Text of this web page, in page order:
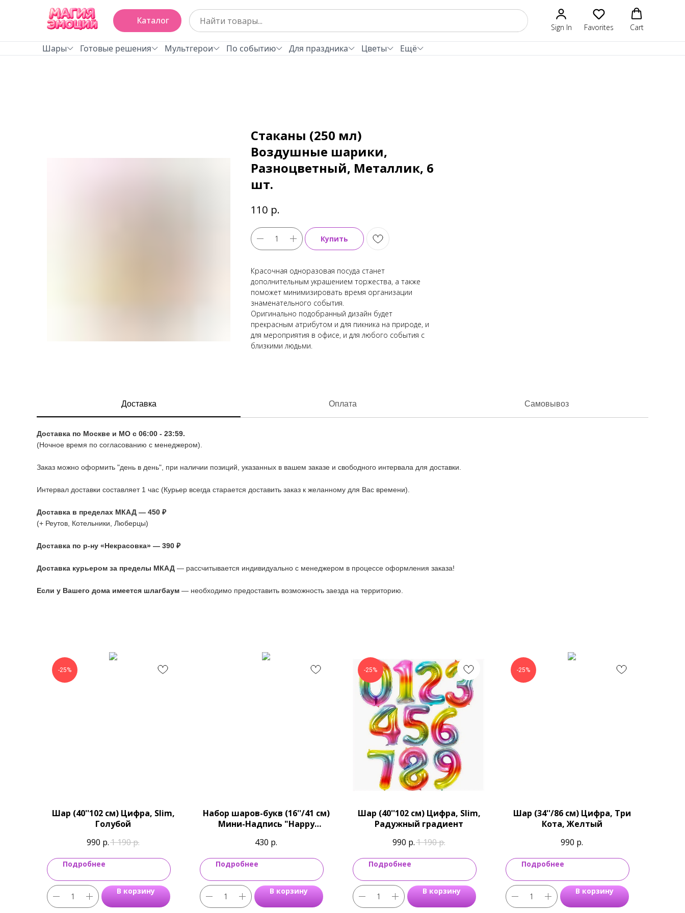
Каталог
Sign In Favorites Cart
Шары Готовые решения Мультгерои По событию Для праздника Цветы Ещё
Стаканы (250 мл)
Воздушные шарики,
Разноцветный, Металлик, 6
шт.
110 р.
Купить
Красочная одноразовая посуда станет
дополнительным украшением торжества, а также
поможет минимизировать время организации
знаменательного события.
Оригинально подобранный дизайн будет
прекрасным атрибутом и для пикника на природе, и
для мероприятия в офисе, и для любого события с
близкими людьми.
Доставка Оплата Самовывоз
Доставка по Москве и МО с 06:00 - 23:59.
(Ночное время по согласованию с менеджером).
Заказ можно оформить "день в день", при наличии позиций, указанных в вашем заказе и свободного интервала для доставки.
Интервал доставки составляет 1 час (Курьер всегда старается доставить заказ к желанному для Вас времени).
Доставка в пределах МКАД — 450 ₽
(+ Реутов, Котельники, Люберцы)
Доставка по р-ну «Некрасовка» — 390 ₽
Доставка курьером за пределы МКАД — рассчитывается индивидуально с менеджером в процессе оформления заказа!
Если у Вашего дома имеется шлагбаум — необходимо предоставить возможность заезда на территорию.
-25%
Шар (40''102 см) Цифра, Slim,
Голубой
990 р.1 190р.
Подробнее
В корзину
Набор шаров-букв (16''/41 см)
Мини-Надпись "Happy
430 р.
Подробнее
В корзину
-25%
Шар (40''102 см) Цифра, Slim,
Радужный градиент
990 р.1 190р.
Подробнее
В корзину
-25%
Шар (34''/86 см) Цифра, Три
Кота, Желтый
990 р.
Подробнее
В корзину